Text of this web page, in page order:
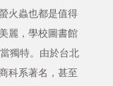
火蟲也都是值得
麗，學校圖書館
獨特。由於台北
科系著名，甚至